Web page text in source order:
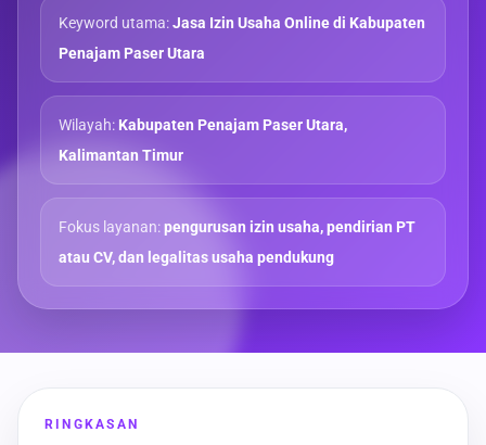
Keyword utama:Jasa Izin Usaha Online di Kabupaten
Penajam Paser Utara
Wilayah: Kabupaten Penajam Paser Utara,
Kalimantan Timur
Fokus layanan:pengurusan izin usaha, pendirian PT
atau CV, dan legalitas usaha pendukung
RINGKASAN